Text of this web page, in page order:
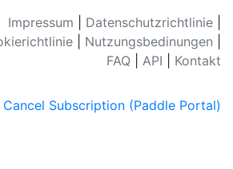
Impressum Datenschutzrichtlinie
Nutzungsbedinungen
FAQ
API Kontakt
Cancel Subscription (Paddle Portal)